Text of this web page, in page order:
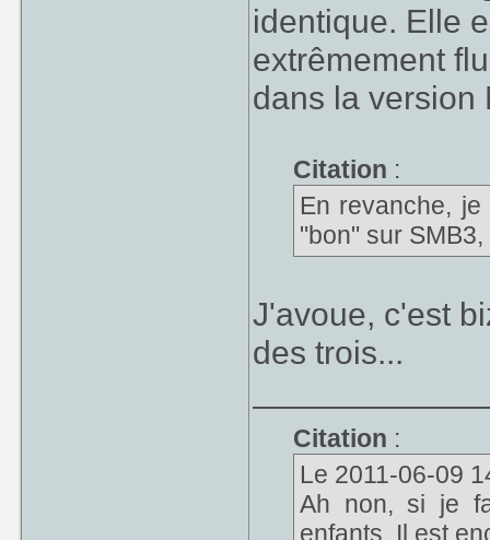
identique. Elle
extrêmement
dans la version
Citation :
En revanche,
"bon" sur
J'avoue, c'est
des trois...
Citation :
Le 2011-06-09
Ah non, si je
enfants. Il est